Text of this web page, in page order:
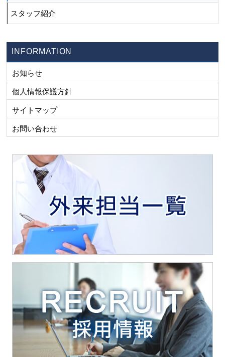
スタッフ紹介
INFORMATION
お知らせ
個人情報保護方針
サイトマップ
お問い合わせ